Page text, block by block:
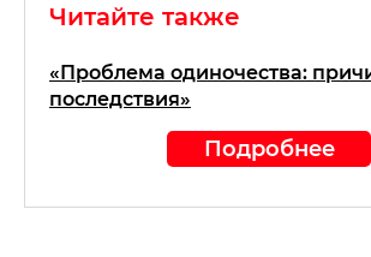
Читайте также
«Проблема одиночества:
последствия»
Подробнее